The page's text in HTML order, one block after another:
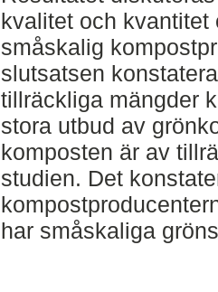
kvalitet och kvantitet
småskalig
slutsatsen
tillräckliga mängder
stora utbud av
komposten är av
studien. Det
har småskaliga